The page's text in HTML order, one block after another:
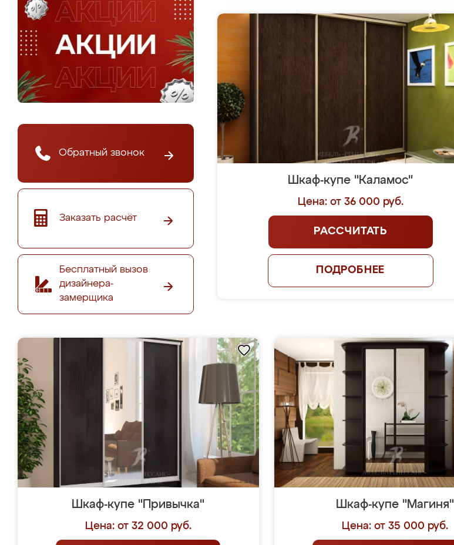
Обратный звонок
Заказать расчёт
Бесплатный вызов
дизайнера-
замерщика
Шкаф-купе "Каламос"
Цена: от 36 000 руб.
РАССЧИТАТЬ
ПОДРОБНЕЕ
Шкаф-купе "Привычка"
Цена: от 32 000 руб.
Шкаф-купе "Магиня"
Цена: от 35 000 руб.